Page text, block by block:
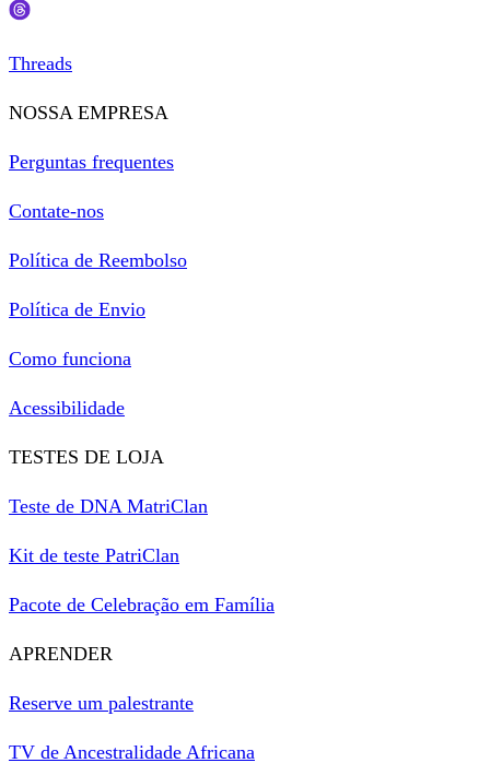
Threads
NOSSA EMPRESA
Perguntas frequentes
Contate-nos
Política de Reembolso
Política de Envio
Como funciona
Acessibilidade
TESTES DE LOJA
Teste de DNA MatriClan
Kit de teste PatriClan
Pacote de Celebração em Família
APRENDER
Reserve um palestrante
TV de Ancestralidade Africana